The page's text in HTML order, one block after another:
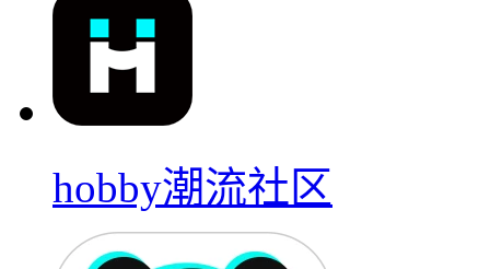
hobby潮流社区